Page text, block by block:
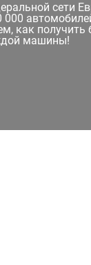
сети
000
как получить
машины!